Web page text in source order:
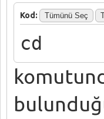
Kod: Tümünü Seç
cd